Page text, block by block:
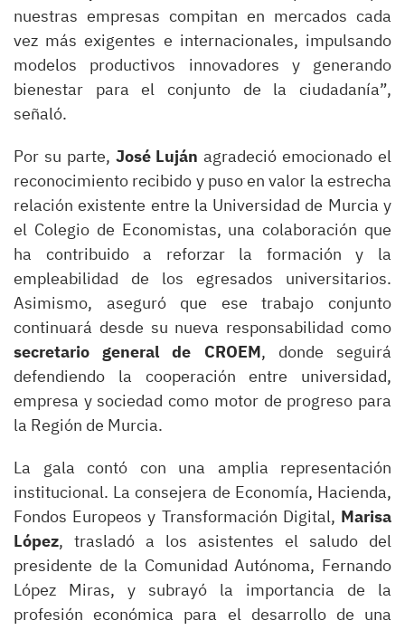
nuestras empresas compitan en mercados cada
vez más exigentes e internacionales, impulsando
modelos productivos innovadores y generando
bienestar para el conjunto de la ciudadanía”,
señaló.
Por su parte, José Luján agradeció emocionado el
reconocimiento recibido y puso en valor la estrecha
relación existente entre la Universidad de Murcia y
el Colegio de Economistas, una colaboración que
ha contribuido a reforzar la formación y la
empleabilidad de los egresados universitarios.
Asimismo, aseguró que ese trabajo conjunto
continuará desde su nueva responsabilidad como
secretario general de CROEM, donde seguirá
defendiendo la cooperación entre universidad,
empresa y sociedad como motor de progreso para
la Región de Murcia.
La gala contó con una amplia representación
institucional. La consejera de Economía, Hacienda,
Fondos Europeos y Transformación Digital, Marisa
López, trasladó a los asistentes el saludo del
presidente de la Comunidad Autónoma, Fernando
López Miras, y subrayó la importancia de la
profesión económica para el desarrollo de una